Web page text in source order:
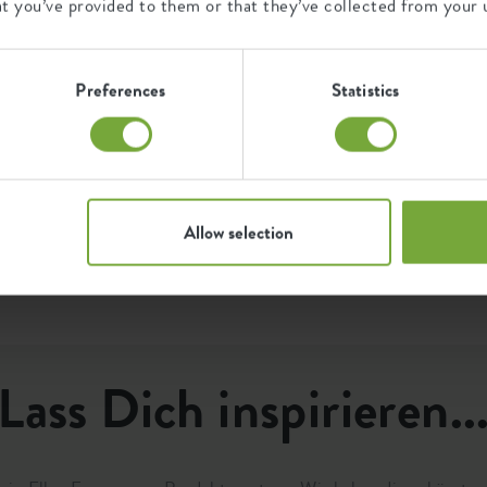
Preferences Statistics
Allow selection
99
Jahre
Lass Dich inspirieren...